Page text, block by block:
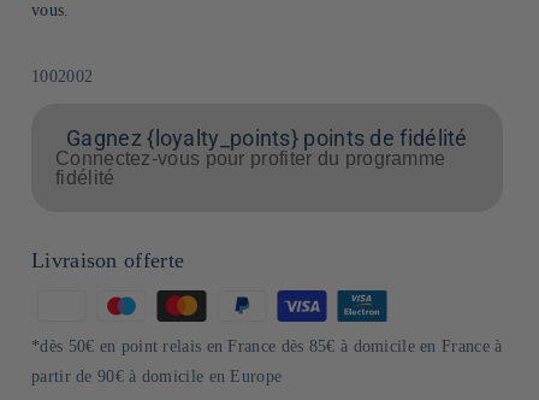
vous.
SKU:
1002002
Gagnez {loyalty_points} points de fidélité
Connectez-vous pour profiter du programme
fidélité
Livraison offerte
de
paiement
*dès 50€ en point relais en France dès 85€ à domicile en France à
partir de 90€ à domicile en Europe